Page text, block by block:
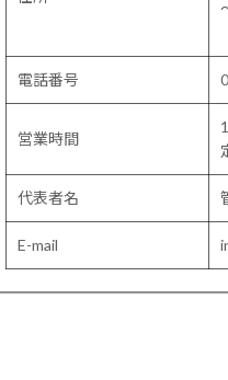
電話番号
営業時間
代表者名
E-mail